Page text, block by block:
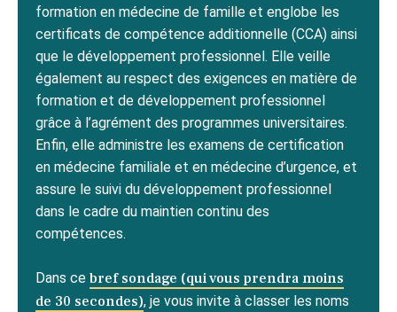
formation en médecine de famille et englobe les
certificats de compétence additionnelle (CCA) ainsi
que le développement professionnel. Elle veille
également au respect des exigences en matière de
formation et de développement professionnel
grâce à l’agrément des programmes universitaires.
Enfin, elle administre les examens de certification
en médecine familiale et en médecine d’urgence, et
assure le suivi du développement professionnel
dans le cadre du maintien continu des
compétences.
Dans ce bref sondage (qui vous prendra moins
de 30 secondes), je vous invite à classer les noms